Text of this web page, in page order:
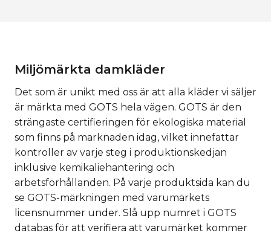
Miljömärkta damkläder
Det som är unikt med oss är att alla kläder vi säljer
är märkta med GOTS hela vägen. GOTS är den
strängaste certifieringen för ekologiska material
som finns på marknaden idag, vilket innefattar
kontroller av varje steg i produktionskedjan
inklusive kemikaliehantering och
arbetsförhållanden. På varje produktsida kan du
se GOTS-märkningen med varumärkets
licensnummer under. Slå upp numret i GOTS
databas för att verifiera att varumärket kommer